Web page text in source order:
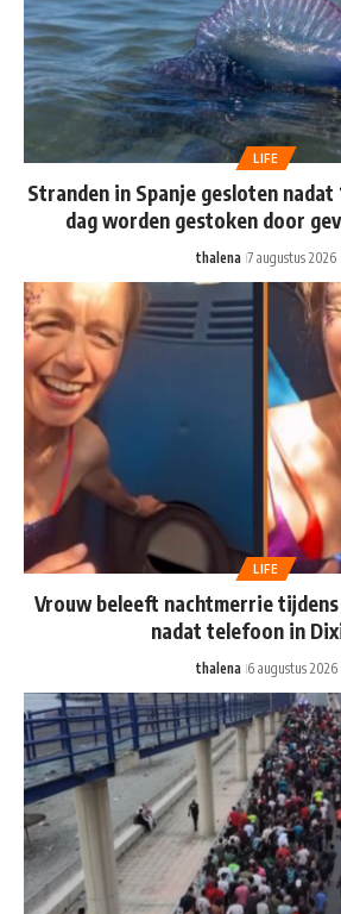
LIFE
Stranden in Spanje gesloten nadat
dag worden gestoken door
thalena 7 augustus 2026
LIFE
Vrouw beleeft nachtmerrie
nadat telefoon in
thalena 6 augustus 2026